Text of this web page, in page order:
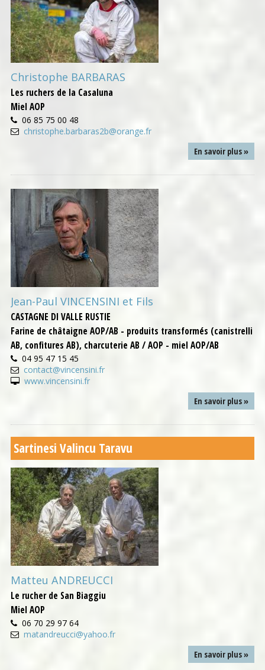
Christophe BARBARAS
Les ruchers de la Casaluna
Miel AOP
06 85 75 00 48
christophe.barbaras2b@orange.fr
En savoir plus »
Jean-Paul VINCENSINI et Fils
CASTAGNE DI VALLE RUSTIE
Farine de châtaigne AOP/AB - produits transformés (canistrelli
AB, confitures AB), charcuterie AB / AOP - miel AOP/AB
04 95 47 15 45
contact@vincensini.fr
www.vincensini.fr
En savoir plus »
Sartinesi Valincu Taravu
Matteu ANDREUCCI
Le rucher de San Biaggiu
Miel AOP
06 70 29 97 64
matandreucci@yahoo.fr
En savoir plus »